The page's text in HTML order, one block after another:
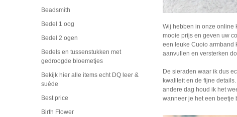
Beadsmith
Bedel 1 oog
Bedel 2 ogen
Bedels en tussenstukken met
gedroogde bloemetjes
Bekijk hier alle items echt DQ leer &
suède
Best price
Birth Flower
Wij hebben in onze online
mooie prijs en geven uw
een leuke Cuoio armband
aanvullen en versterken
De sieraden waar ik dus
kwaliteit en de fijne
andere dag houd ik het
wanneer je het een beetje